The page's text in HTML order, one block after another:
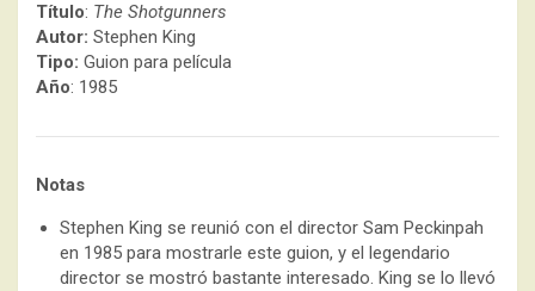
Título: The Shotgunners
Autor: Stephen King
Tipo: Guion para película
Año: 1985
Notas
Stephen King se reunió con el director Sam Peckinpah
en 1985 para mostrarle este guion, y el legendario
director se mostró bastante interesado. King se lo llevó